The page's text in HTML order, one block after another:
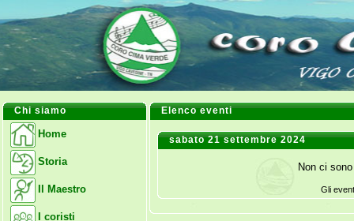
Chi siamo
Home
Storia
Il Maestro
I coristi
Elenco eventi
sabato 21 settembre 2024
Non ci
Gli